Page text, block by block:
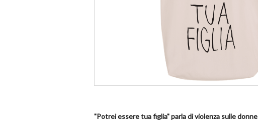
"Potrei essere tua figlia"parla di violenza sulle donne